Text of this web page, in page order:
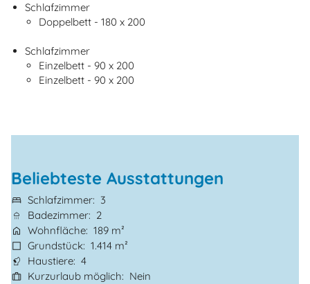
Schlafzimmer
Doppelbett - 180 x 200
Schlafzimmer
Einzelbett - 90 x 200
Einzelbett - 90 x 200
Beliebteste Ausstattungen
Schlafzimmer
3
Badezimmer
2
Wohnfläche 189 m²
Grundstück
1.414 m²
Haustiere 4
Kurzurlaub möglich
Nein